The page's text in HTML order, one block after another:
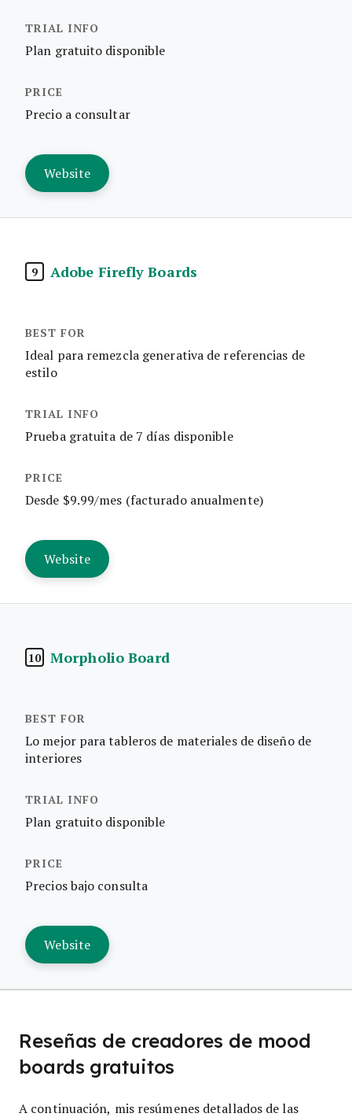
Plan gratuito disponible
Precio a consultar
Website
9 Adobe Firefly Boards
Ideal para remezcla generativa de referencias de
estilo
Prueba gratuita de 7 días disponible
Desde $9.99/mes (facturado anualmente)
Website
10 Morpholio Board
Lo mejor para tableros de materiales de diseño de
interiores
Plan gratuito disponible
Precios bajo consulta
Website
Reseñas de creadores de mood
boards gratuitos
A continuación, mis resúmenes detallados de las